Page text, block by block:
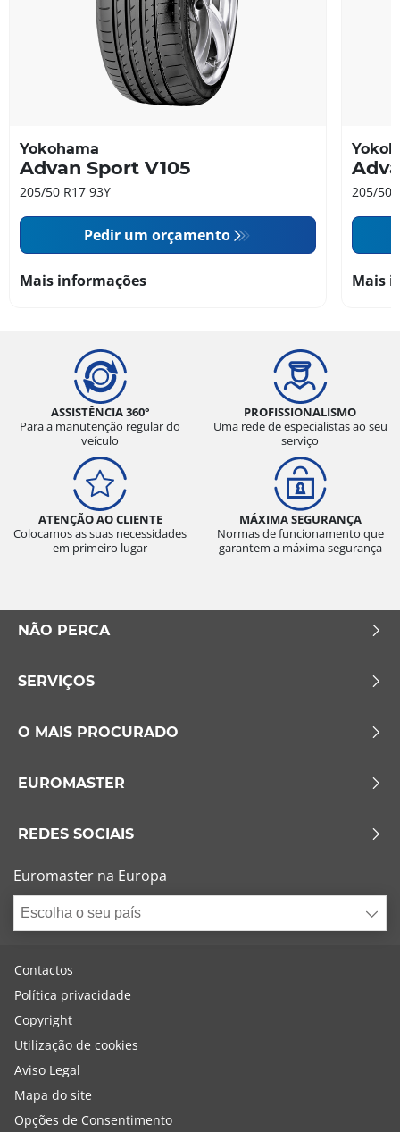
Yokohama
Advan Sport V105
205/50 R17 93Y
Pedir um orçamento
Mais informações
205/50
Mais
ASSISTÊNCIA 360°
Para a manutenção regular do
veículo
PROFISSIONALISMO
Uma rede de especialistas ao seu
serviço
ATENÇÃO AO CLIENTE
Colocamos as suas necessidades
em primeiro lugar
MÁXIMA SEGURANÇA
Normas de funcionamento que
garantem a máxima segurança
NÃO PERCA
SERVIÇOS
O MAIS PROCURADO
EUROMASTER
REDES SOCIAIS
Euromaster na Europa
Escolha o seu país
Contactos
Política privacidade
Copyright
Utilização de cookies
Aviso Legal
Mapa do site
Opções de Consentimento